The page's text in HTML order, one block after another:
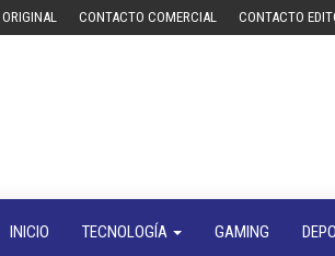
CONTACTO COMERCIAL CONTACTO
INICIO TECNOLOGÍA GAMING